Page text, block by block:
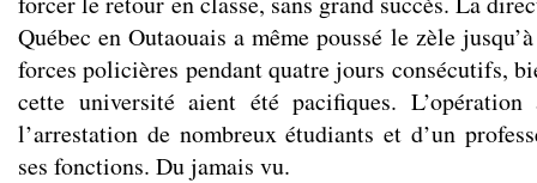
Québec en Outaouais a même poussé le zèle
forces policières pendant quatre jours consécutifs,
cette université aient été pacifiques.
l’arrestation de nombreux étudiants et d’un
ses fonctions. Du jamais vu.